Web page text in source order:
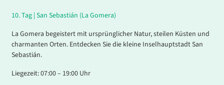
10.Tag | San Sebastián (La Gomera)
La Gomera begeistert mit ursprünglicher Natur, steilen Küsten und
charmanten Orten. Entdecken Sie die kleine Inselhauptstadt San
Sebastián.
Liegezeit: 07:00 – 19:00 Uhr